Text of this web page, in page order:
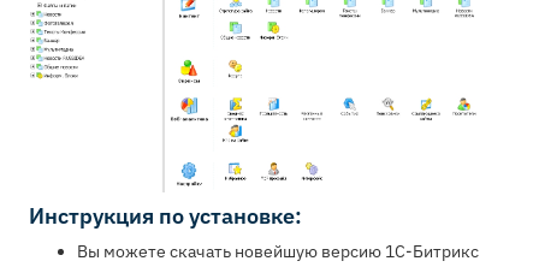
Инструкция по установке:
Вы можете скачать новейшую версию 1С-Битрикс